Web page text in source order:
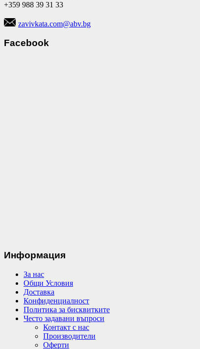
+359 988 39 31 33
zavivkata.com@abv.bg
Facebook
Информация
За нас
Общи Условия
Доставка
Конфиденциалност
Политика за бисквитките
Често задавани въпроси
Контакт с нас
Производители
Оферти